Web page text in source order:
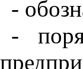
-
-